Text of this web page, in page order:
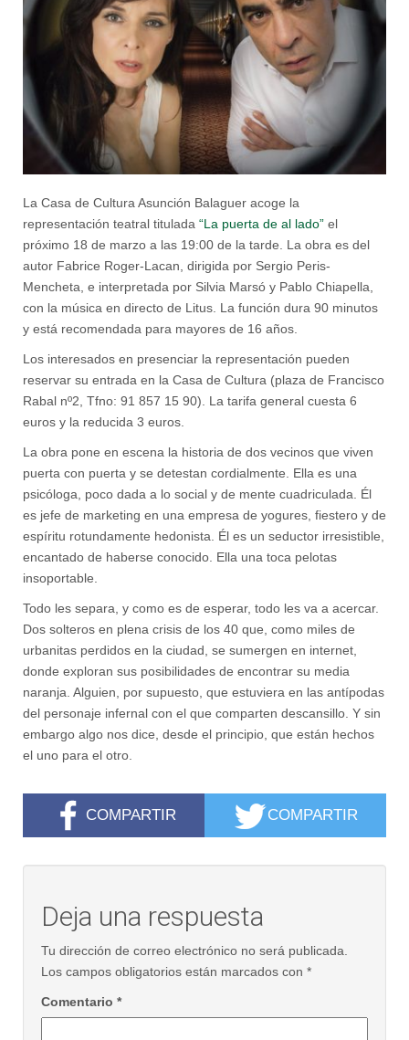
La Casa de Cultura Asunción Balaguer acoge la
representación teatral titulada “La puerta de al lado” el
próximo 18 de marzo a las 19:00 de la tarde. La obra es del
autor Fabrice Roger-Lacan, dirigida por Sergio Peris-
Mencheta, e interpretada por Silvia Marsó y Pablo Chiapella,
con la música en directo de Litus. La función dura 90 minutos
y está recomendada para mayores de 16 años.
Los interesados en presenciar la representación pueden
reservar su entrada en la Casa de Cultura (plaza de Francisco
Rabal nº2, Tfno: 91 857 15 90). La tarifa general cuesta 6
euros y la reducida 3 euros.
La obra pone en escena la historia de dos vecinos que viven
puerta con puerta y se detestan cordialmente. Ella es una
psicóloga, poco dada a lo social y de mente cuadriculada. Él
es jefe de marketing en una empresa de yogures, fiestero y de
espíritu rotundamente hedonista. Él es un seductor irresistible,
encantado de haberse conocido. Ella una toca pelotas
insoportable.
Todo les separa, y como es de esperar, todo les va a acercar.
Dos solteros en plena crisis de los 40 que, como miles de
urbanitas perdidos en la ciudad, se sumergen en internet,
donde exploran sus posibilidades de encontrar su media
naranja. Alguien, por supuesto, que estuviera en las antípodas
del personaje infernal con el que comparten descansillo. Y sin
embargo algo nos dice, desde el principio, que están hechos
el uno para el otro.
COMPARTIR COMPARTIR
Deja una respuesta
Tu dirección de correo electrónico no será publicada.
Los campos obligatorios están marcados con *
Comentario *